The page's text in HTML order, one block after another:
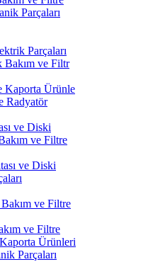
Parçaları
Parçaları
Bakım ve Filtr
Kaporta Ürünle
Radyatör
ve Diski
ve Filtre
ve Diski
ve Filtre
ve Filtre
Ürünleri
Parçaları